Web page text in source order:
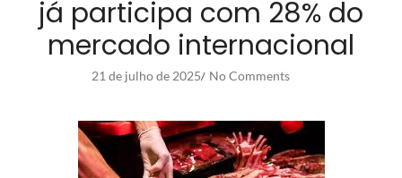
já participa com 28% do
mercado internacional
21 de julho de 2025/ No Comments